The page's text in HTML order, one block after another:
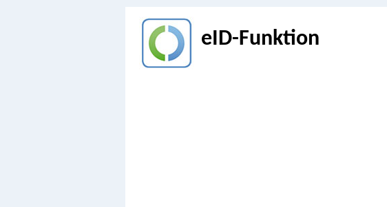
eID-Funktion